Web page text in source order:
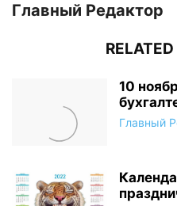
Главный Редактор
10
Главный